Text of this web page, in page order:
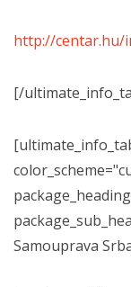
http://centar.hu/
[/
Samouprava